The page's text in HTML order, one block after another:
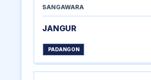
SANGAWARA
JANGUR
PADANGON